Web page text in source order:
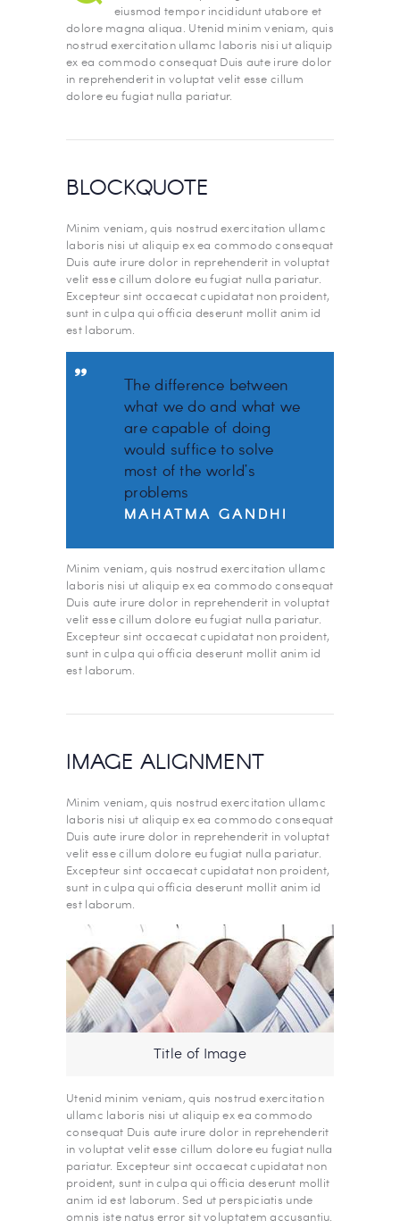
eiusmod tempor incididunt utabore et
dolore magna aliqua. Utenid minim veniam, quis
nostrud exercitation ullamc laboris nisi ut aliquip
ex ea commodo consequat Duis aute irure dolor
in reprehenderit in voluptat velit esse cillum
dolore eu fugiat nulla pariatur.
BLOCKQUOTE
Minim veniam, quis nostrud exercitation ullamc
laboris nisi ut aliquip ex ea commodo consequat
Duis aute irure dolor in reprehenderit in voluptat
velit esse cillum dolore eu fugiat nulla pariatur.
Excepteur sint occaecat cupidatat non proident,
sunt in culpa qui officia deserunt mollit anim id
est laborum.
The difference between
what we do and what we
are capable of doing
would suffice to solve
most of the world’s
problems
MAHATMA GANDHI
Minim veniam, quis nostrud exercitation ullamc
laboris nisi ut aliquip ex ea commodo consequat
Duis aute irure dolor in reprehenderit in voluptat
velit esse cillum dolore eu fugiat nulla pariatur.
Excepteur sint occaecat cupidatat non proident,
sunt in culpa qui officia deserunt mollit anim id
est laborum.
IMAGE ALIGNMENT
Minim veniam, quis nostrud exercitation ullamc
laboris nisi ut aliquip ex ea commodo consequat
Duis aute irure dolor in reprehenderit in voluptat
velit esse cillum dolore eu fugiat nulla pariatur.
Excepteur sint occaecat cupidatat non proident,
sunt in culpa qui officia deserunt mollit anim id
est laborum.
Title of Image
Utenid minim veniam, quis nostrud exercitation
ullamc laboris nisi ut aliquip ex ea commodo
consequat Duis aute irure dolor in reprehenderit
in voluptat velit esse cillum dolore eu fugiat nulla
pariatur. Excepteur sint occaecat cupidatat non
proident, sunt in culpa qui officia deserunt mollit
anim id est laborum. Sed ut perspiciatis unde
omnis iste natus error sit voluptatem accusantiu.